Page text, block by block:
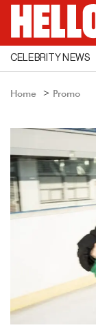
CELEBRITY NEWS
Home Promo